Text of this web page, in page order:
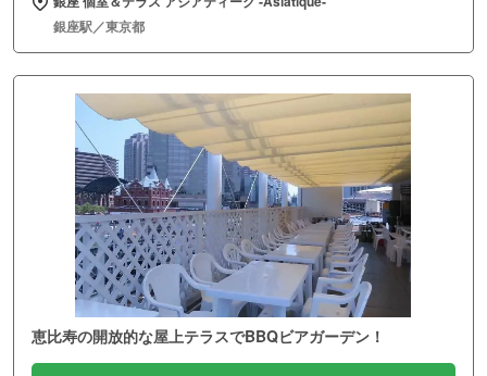
銀座駅／東京都
恵比寿の開放的な屋上テラスでBBQビアガーデン！